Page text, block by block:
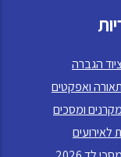
הגברה
ואפקטים
ומסכים
לאירועים